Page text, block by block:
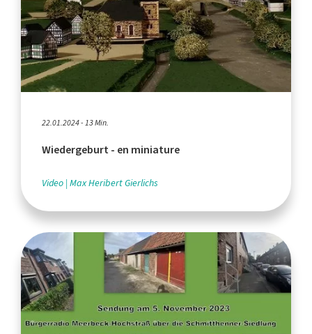
22.01.2024 - 13 Min.
Wiedergeburt - en miniature
Video Max Heribert Gierlichs